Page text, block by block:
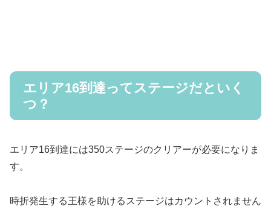
エリア16到達ってステージだといく
つ？
エリア16到達には350ステージのクリアーが必要になりま
す。
時折発生する王様を助けるステージはカウントされません